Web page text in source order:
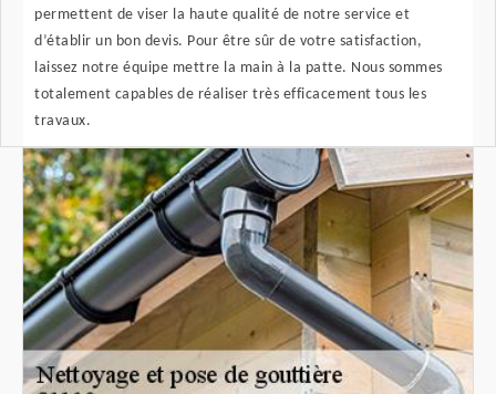
permettent de viser la haute qualité de notre service et
d’établir un bon devis. Pour être sûr de votre satisfaction,
laissez notre équipe mettre la main à la patte. Nous sommes
totalement capables de réaliser très efficacement tous les
travaux.